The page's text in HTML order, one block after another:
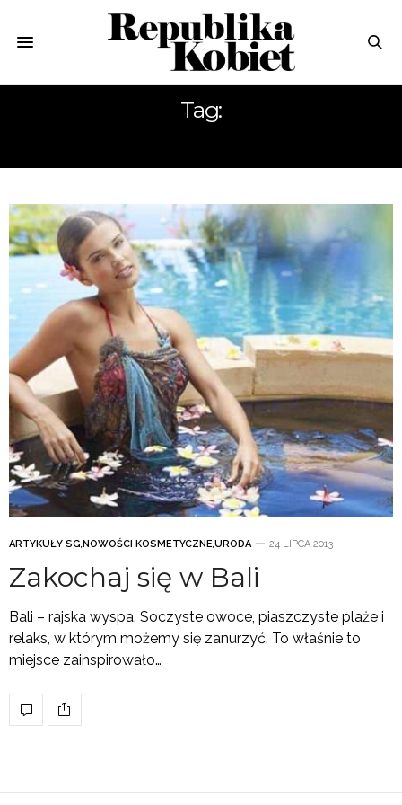
Tag:
ARTYKUŁY SG,NOWOŚCI KOSMETYCZNE,URODA 24 LIPCA 2013
Zakochaj się w Bali
Bali – rajska wyspa. Soczyste owoce, piaszczyste plaże i
relaks, w którym możemy się zanurzyć. To właśnie to
miejsce zainspirowało…